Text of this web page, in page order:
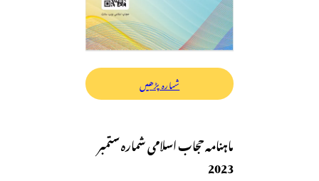
شمارہ پڑھیں
ماہنامہ حجاب اسلامی شمارہ ستمبر
2023